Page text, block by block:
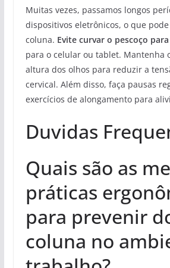
Muitas vezes, passamos longos
dispositivos eletrônicos, o que
coluna. Evite curvar o pescoço
para o celular ou tablet. Mantenha
altura dos olhos para reduzir a
cervical. Além disso, faça pausas
exercícios de alongamento para
Duvidas
Quais são as
práticas
para prevenir
coluna no